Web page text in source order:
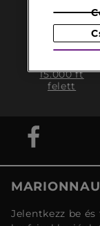
Ingyenes
15.000 ft
felett
Jelentkezz be